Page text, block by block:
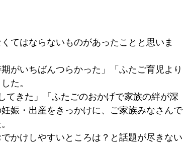
てはならないものがあったことと思いま
がいちばんつらかった」「ふたご育児より
た。
てきた」「ふたごのおかげで家族の絆が深
娠・出産をきっかけに、ご家族みなさんで
かけしやすいところは？と話題が尽きない